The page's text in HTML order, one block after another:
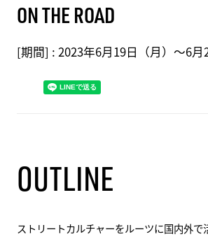
ON THE ROAD
[期間] : 2023年6月19日（月）～6月
OUTLINE
ストリートカルチャーをルーツに国内外で